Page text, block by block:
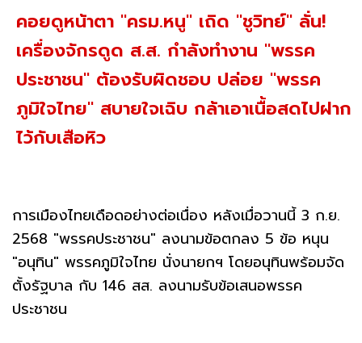
คอยดูหน้าตา "ครม.หนู" เถิด "ชูวิทย์" ลั่น!
เครื่องจักรดูด ส.ส. กำลังทำงาน "พรรค
ประชาชน" ต้องรับผิดชอบ ปล่อย "พรรค
ภูมิใจไทย" สบายใจเฉิบ กล้าเอาเนื้อสดไปฝาก
ไว้กับเสือหิว
การเมืองไทยเดือดอย่างต่อเนื่อง หลังเมื่อวานนี้ 3 ก.ย.
2568 "พรรคประชาชน" ลงนามข้อตกลง 5 ข้อ หนุน
"อนุทิน" พรรคภูมิใจไทย นั่งนายกฯ โดยอนุทินพร้อมจัด
ตั้งรัฐบาล กับ 146 สส. ลงนามรับข้อเสนอพรรค
ประชาชน